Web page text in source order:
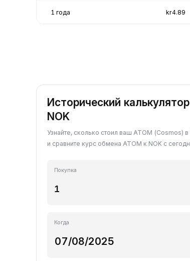
1 года kr4.89
Исторический
NOK
Узнайте, сколько стоил ваш ATOM
и сравните курс обмена ATOM к NOK с
Покупка
Когда